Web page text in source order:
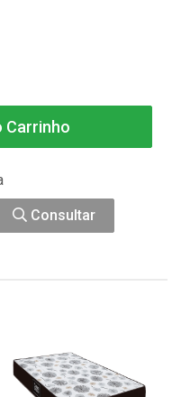
Carrinho
Consultar